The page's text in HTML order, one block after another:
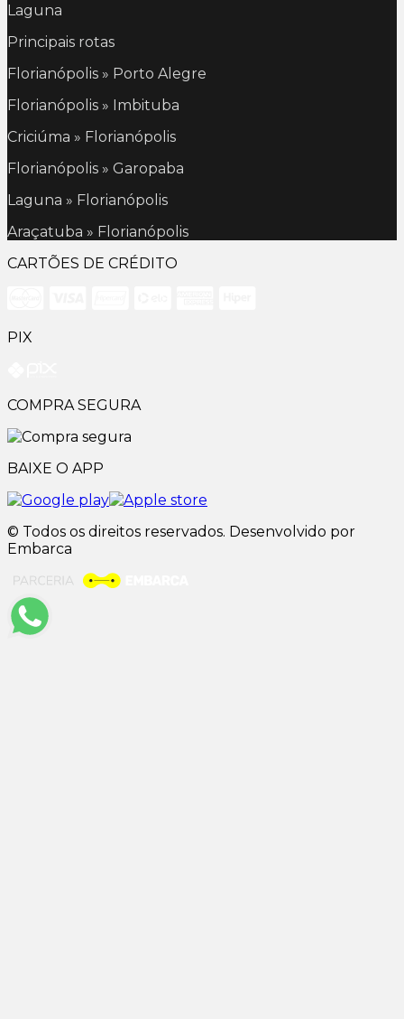
Laguna
Principais rotas
Florianópolis » Porto Alegre
Florianópolis » Imbituba
Criciúma » Florianópolis
Florianópolis » Garopaba
Laguna » Florianópolis
Araçatuba » Florianópolis
CARTÕES DE CRÉDITO
PIX
COMPRA SEGURA
BAIXE O APP
© Todos os direitos reservados. Desenvolvido por
Embarca